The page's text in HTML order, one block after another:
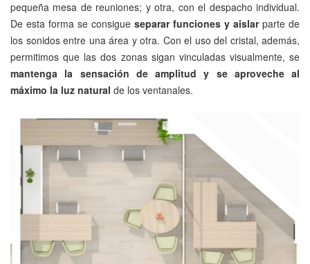
pequeña mesa de reuniones; y otra, con el despacho individual.
De esta forma se consigue separar funciones y aislarparte de
los sonidos entre una área y otra. Con el uso del cristal, además,
permitimos que las dos zonas sigan vinculadas visualmente, se
mantenga la sensación de amplitud y se aproveche al
máximo la luz natural de los ventanales.